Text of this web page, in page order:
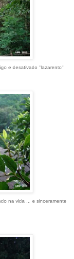
e desativado "lazarento"
na vida ... e sinceramente